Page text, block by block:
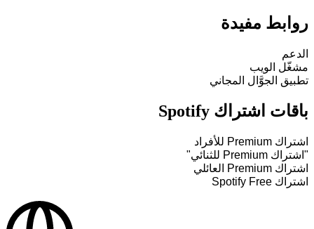
روابط مفيدة
الدعم
مشغّل الويب
تطبيق الجوَّال المجاني
باقات اشتراك Spotify
اشتراك Premium للأفراد
"اشتراك Premium للثنائي"
اشتراك Premium العائلي
اشتراك Spotify Free